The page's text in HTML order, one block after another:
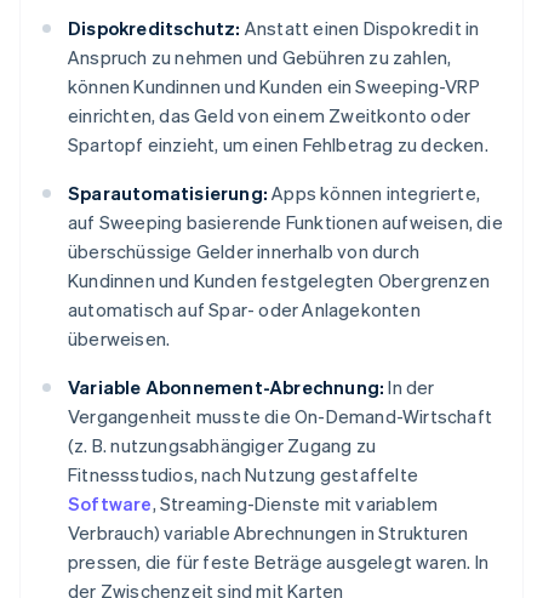
Dispokreditschutz: Anstatt einen Dispokredit in
Anspruch zu nehmen und Gebühren zu zahlen,
können Kundinnen und Kunden ein Sweeping-VRP
einrichten, das Geld von einem Zweitkonto oder
Spartopf einzieht, um einen Fehlbetrag zu decken.
Sparautomatisierung: Apps können integrierte,
auf Sweeping basierende Funktionen aufweisen, die
überschüssige Gelder innerhalb von durch
Kundinnen und Kunden festgelegten Obergrenzen
automatisch auf Spar- oder Anlagekonten
überweisen.
Variable Abonnement-Abrechnung: In der
Vergangenheit musste die On-Demand-Wirtschaft
(z. B. nutzungsabhängiger Zugang zu
Fitnessstudios, nach Nutzung gestaffelte
Software, Streaming-Dienste mit variablem
Verbrauch) variable Abrechnungen in Strukturen
pressen, die für feste Beträge ausgelegt waren. In
der Zwischenzeit sind mit Karten